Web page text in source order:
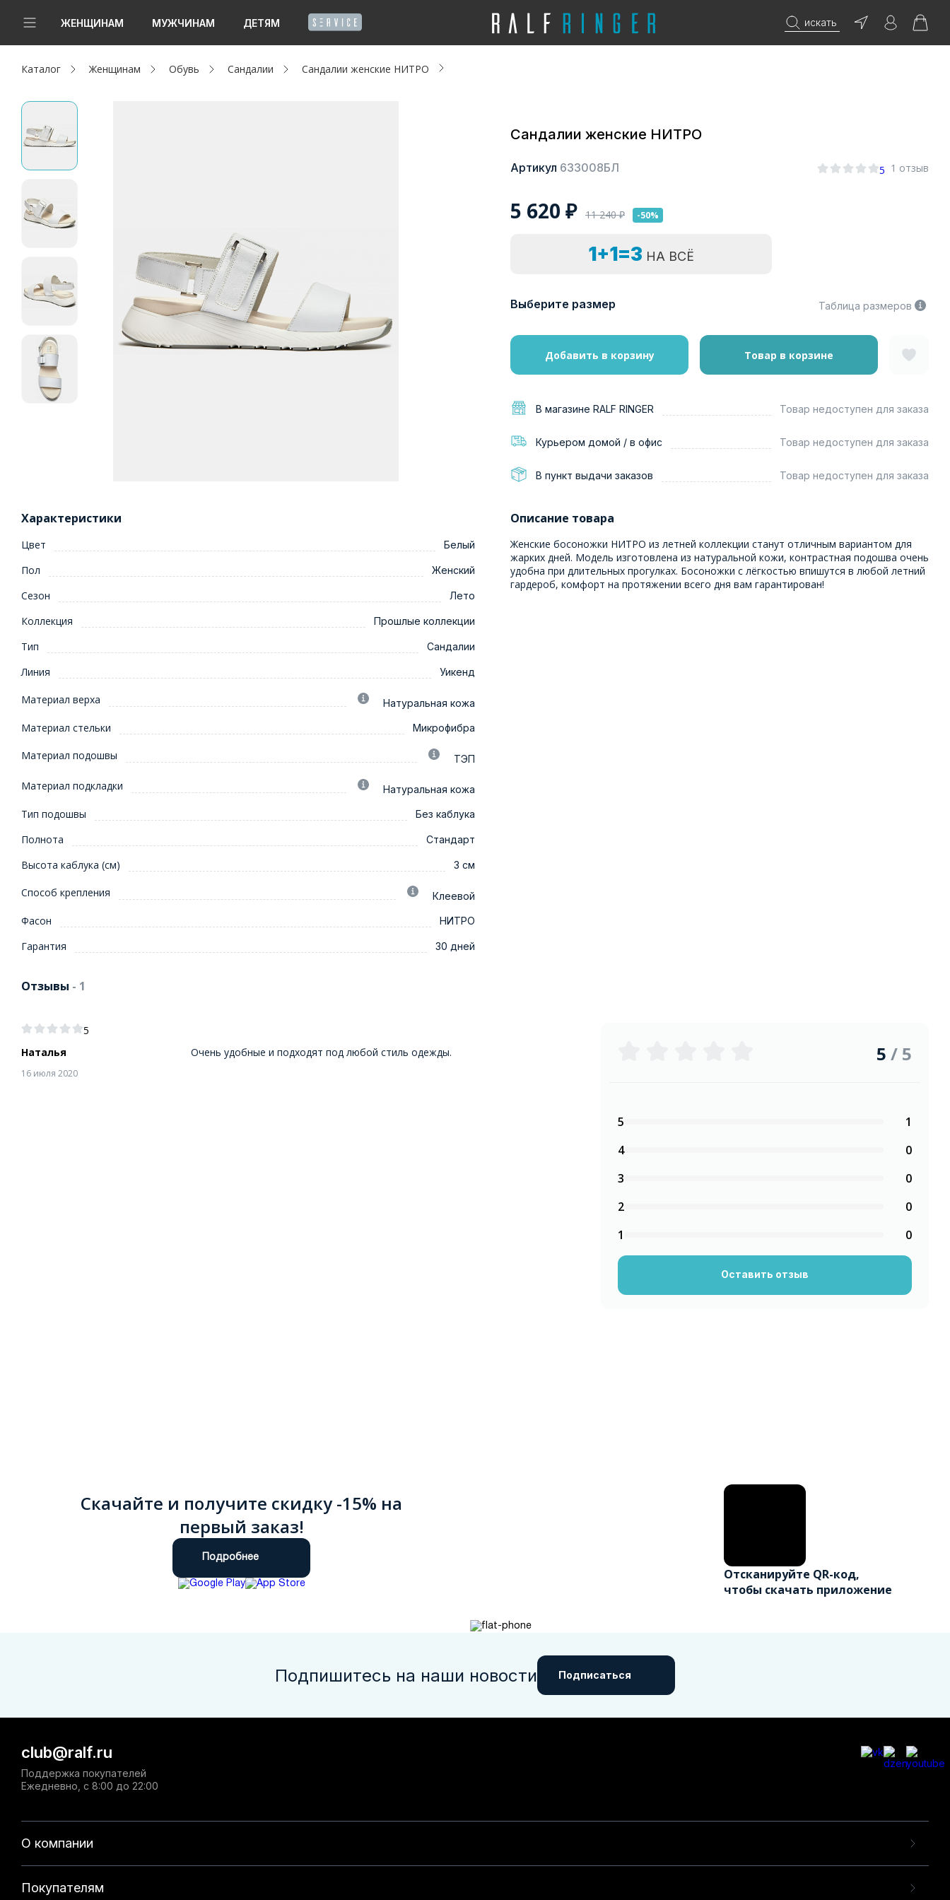
ЖЕНЩИНАМ МУЖЧИНАМ ДЕТЯМ искать
Новинки
Женщинам
Мужчинам
Капсула
Акции / Новости
Адреса магазинов
Каталог Женщинам Обувь Сандалии Сандалии женские НИТРО
Сандалии женские НИТРО
Артикул 633008БЛ 5 1 отзыв
5 620 ₽ 11 240₽ -50%
1+1=3 НА ВСЁ
Выберите размер Таблица размеров
Добавить в корзину Товар в корзине
В магазине RALF RINGER Товар недоступен для заказа
Курьером домой / в офис Товар недоступен для заказа
В пункт выдачи заказов Товар недоступен для заказа
Характеристики
Цвет Белый
Пол Женский
Сезон Лето
Коллекция Прошлые коллекции
Тип Сандалии
Линия Уикенд
Материал верха Натуральная кожа
Материал стельки Микрофибра
Материал подошвы ТЭП
Материал подкладки Натуральная кожа
Тип подошвы Без каблука
Полнота Стандарт
Высота каблука (см) 3 см
Способ крепления Клеевой
Фасон НИТРО
Гарантия 30 дней
Описание товара
Женские босоножки НИТРО из летней коллекции станут отличным вариантом для
жарких дней. Модель изготовлена из натуральной кожи, контрастная подошва очень
удобна при длительных прогулках. Босоножки с лёгкостью впишутся в любой летний
гардероб, комфорт на протяжении всего дня вам гарантирован!
Отзывы - 1
5
Наталья
16 июля 2020
Очень удобные и подходят под любой стиль одежды. 5 / 5
5
1
4
0
3
0
2
0
1
0
Оставить отзыв
Скачайте и получите скидку -15% на
первый заказ!
Подробнее
Отсканируйте QR-код,
чтобы скачать приложение
Подпишитесь на наши новости Подписаться
О компании
Покупателям
club@ralf.ru
Поддержка покупателей
Ежедневно, с 8:00 до 22:00